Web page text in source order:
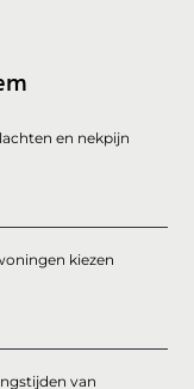
en nekpijn
kiezen
van